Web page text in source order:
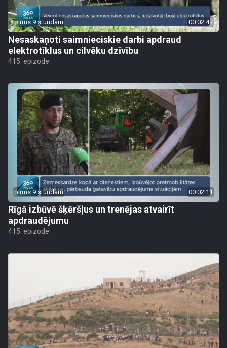
pirms 9 stundām 00:02:47
Nesaskaņoti saimnieciskie darbi apdraud
elektrotīklus un cilvēku dzīvību
415. epizode
pirms 9 stundām 00:02:11
Rīgā izbūvē šķēršļus un trenējas atvairīt
apdraudējumu
415. epizode